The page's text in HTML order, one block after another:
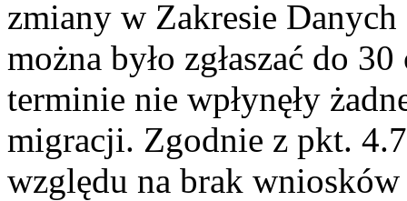
zmiany w Zakresie
można było zgłaszać do
terminie nie wpłynęły
migracji. Zgodnie z pkt.
względu na brak